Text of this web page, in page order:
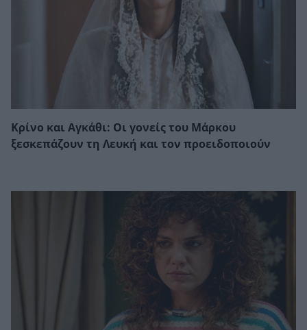
Κρίνο και Αγκάθι: Οι γονείς του Μάρκου
ξεσκεπάζουν τη Λευκή και τον προειδοποιούν